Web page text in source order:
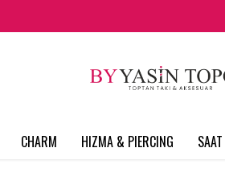
CHARM HIZMA & PIERCING SAAT